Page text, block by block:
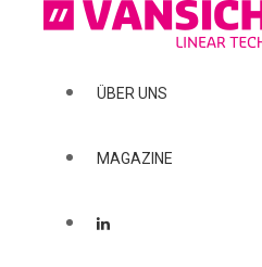
ÜBER UNS
MAGAZINE